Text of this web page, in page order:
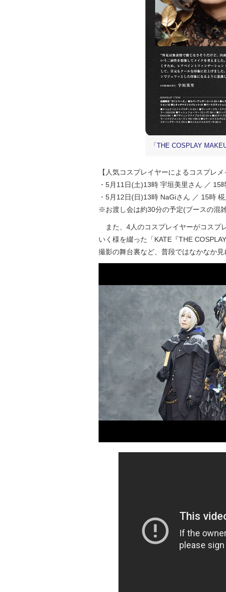
「THE COSPLAY
【人気コスプレイヤーによるコスプレメ
・5月11日(土)13時 宇垣美里さん ／ 15
・5月12日(日)13時 NaGiさん ／ 15時
※お渡し会は約30分の予定(ブースの混
また、4人のコスプレイヤーがコスプ
いく様を綴った「KATE『THE
撮影の舞台裏など、普段ではなかなか